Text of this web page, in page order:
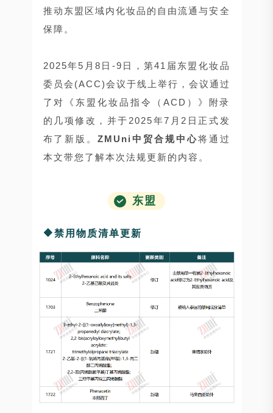
推动东盟区域内化妆品的自由流通与安全
保障。
2025年5月8日-9日，第41届东盟化妆品
委员会(ACC)会议于线上举行，会议通过
了对《东盟化妆品指令（ACD）》附录
的几项修改，并于2025年7月2日正式发
布了新版。ZMUni中贸合规中心将通过
本文带您了解本次法规更新的内容。
东盟
🔶禁用物质清单更新